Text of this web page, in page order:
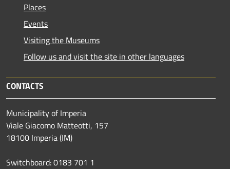
Places
Events
Visiting the Museums
Follow us and visit the site in other languages
CONTACTS
Municipality of Imperia
Viale Giacomo Matteotti, 157
18100 Imperia (IM)
Switchboard: 0183 701 1